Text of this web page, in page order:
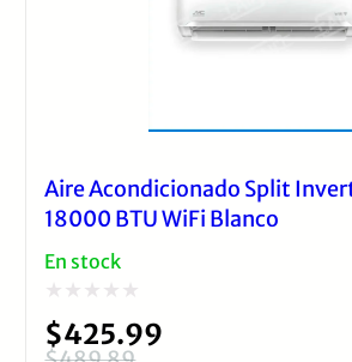
Aire Acondicionado Split
18000 BTU WiFi Blanco
En stock
Valorado
con
$425.99